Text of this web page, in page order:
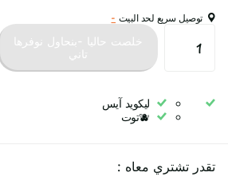
توصيل سريع لحد البيت -
خلصت حاليا -بنحاول نوفرها
تاني
ليكويد آيس
🫐توت
تقدر تشتري معاه :